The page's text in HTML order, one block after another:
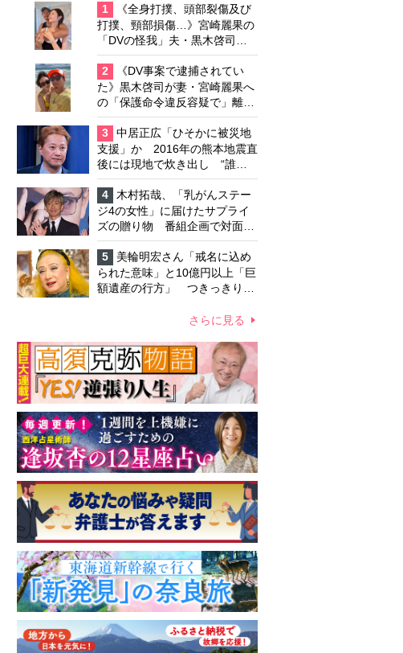
1
《全身打撲、頭部裂傷及び
打撲、頸部損傷…》宮崎麗果の
「DVの怪我」夫・黒木啓司の
逮捕で始まる「夫婦の闘争」
2
《DV事案で逮捕されてい
た》黒木啓司が妻・宮崎麗果へ
の「保護命令違反容疑で」離婚
協議は「第二ステージ」へ
3
中居正広「ひそかに被災地
支援」か 2016年の熊本地震直
後には現地で炊き出し “誰に
も知られなくて良い”と、むし
ろ強まる福祉活動への思い
4
木村拓哉、「乳がんステー
ジ4の女性」に届けたサプライ
ズの贈り物 番組企画で対面し
たファンが、夢と希望を与える
心遣いに「うれしくて号泣しま
した」
5
美輪明宏さん「戒名に込め
られた意味」と10億円以上「巨
額遺産の行方」 つきっきりで
さらに見る